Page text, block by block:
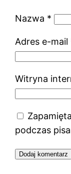
Nazwa *
Adres e-mail
Witryna
podczas